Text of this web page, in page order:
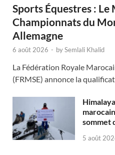
Sports Équestres :
Championnats du
Allemagne
6 août 2026 - bySemlali Khalid
La Fédération Royale
(FRMSE) annonce la
sommet
5 août